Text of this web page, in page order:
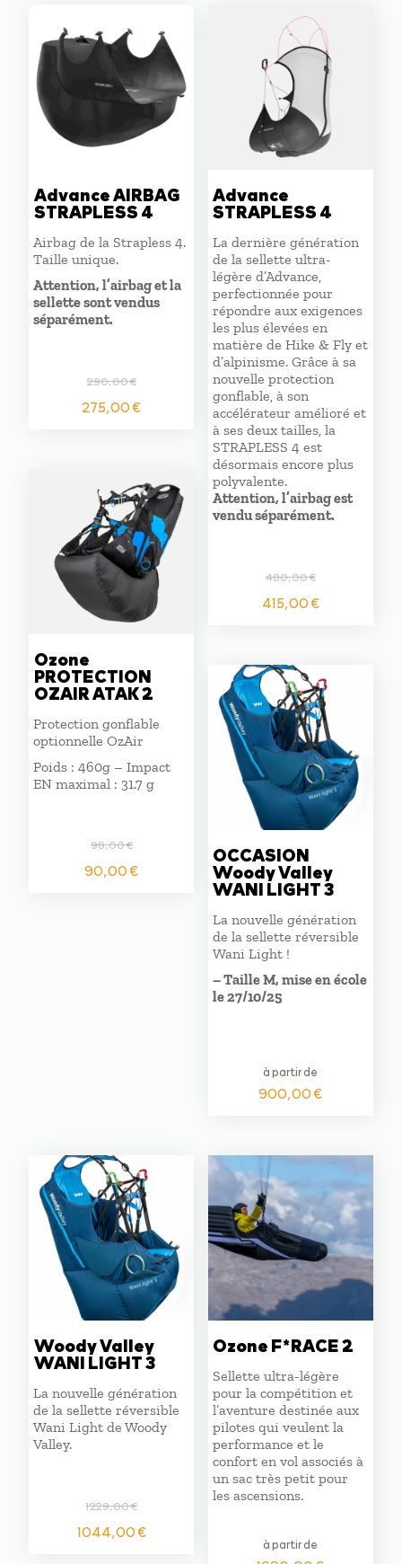
2140,00 €.
Advance AIRBAG
STRAPLESS 4
Airbag de la Strapless 4.
Taille unique.
Attention, l’airbag et la
sellette sont vendus
séparément.
290,00€
Le
prix
290,00 €.
275,00€Le
275,00 €.
Advance
STRAPLESS 4
La dernière génération
de la sellette ultra-
légère d’Advance,
perfectionnée pour
répondre aux exigences
les plus élevées en
matière de Hike & Fly et
d’alpinisme. Grâce à sa
nouvelle protection
gonflable, à son
accélérateur amélioré et
à ses deux tailles, la
STRAPLESS 4 est
désormais encore plus
polyvalente.
Attention, l’airbag est
vendu séparément.
480,00€
Le
prix
était :
480,00 €.
415,00€Le
415,00
Ozone
PROTECTION
OZAIR ATAK 2
Protection gonflable
optionnelle OzAir
Poids : 460g – Impact
EN maximal : 31.7 g
98,00€
Le
prix
90,00€Le
90,00 €.
OCCASION
Woody Valley
WANI LIGHT 3
La nouvelle génération
de la sellette réversible
Wani Light !
– Taille M, mise en école
le 27/10/25
à partir de
900,00€
Woody Valley
WANI LIGHT 3
La nouvelle génération
de la sellette réversible
Wani Light de Woody
Valley.
1229,00€
Le
1044,00€Le
Ozone F*RACE 2
Sellette ultra-légère
pour la compétition et
l’aventure destinée aux
pilotes qui veulent la
performance et le
confort en vol associés à
un sac très petit pour
les ascensions.
à partir de